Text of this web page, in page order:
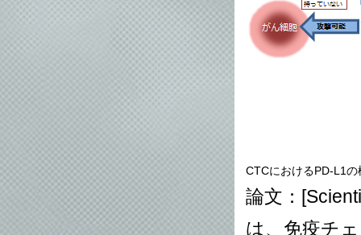
CTCにおけるPD-L1の
論文：[
は、免疫チ